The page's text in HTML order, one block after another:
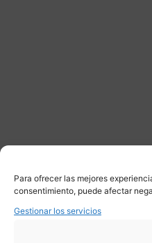
Para ofrecer las mejores
consentimiento, puede afectar
Gestionar los servicios